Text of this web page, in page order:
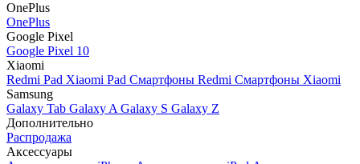
OnePlus
OnePlus
Google Pixel
Google Pixel 10
Xiaomi
Redmi Pad Xiaomi Pad Смартфоны Redmi Смартфоны Xiaomi
Samsung
Galaxy Tab Galaxy A Galaxy S Galaxy Z
Дополнительно
Распродажа
Аксессуары